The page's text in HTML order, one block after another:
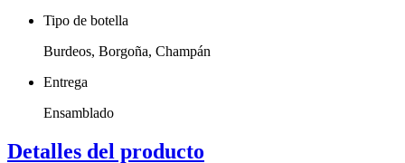
Tipo de botella
Burdeos, Borgoña, Champán
Entrega
Ensamblado
Detalles del producto